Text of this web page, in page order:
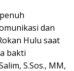
dan
Hulu saat
bakti
S.Sos., MM,